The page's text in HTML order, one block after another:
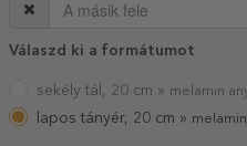
Válaszd ki a formátumot
sekély tál, 20 cm » melamin
lapos tányér, 20 cm »